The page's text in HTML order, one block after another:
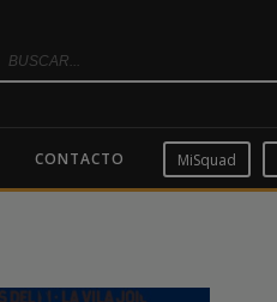
CONTACTO MiSquad